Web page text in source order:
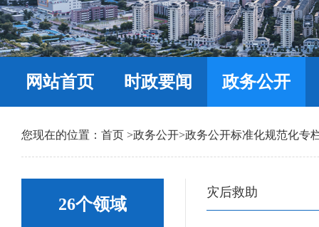
网站首页 时政要闻 政务公开
您现在的位置： 首页 >政务公开>政务公开标准化规范化专
26个领域
灾后救助